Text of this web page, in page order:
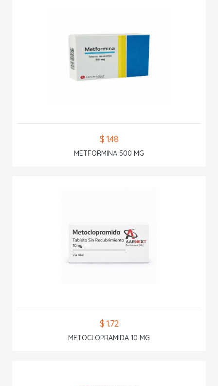
$ 1.48
METFORMINA 500 MG
$ 1.72
METOCLOPRAMIDA 10 MG